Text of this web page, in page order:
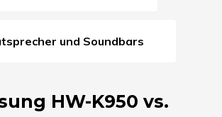
und Soundbars
HW-K950 vs.